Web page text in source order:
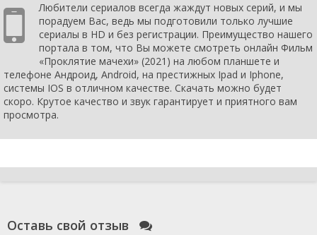
Любители сериалов всегда жаждут новых серий, и мы
порадуем Вас, ведь мы подготовили только лучшие
сериалы в HD и без регистрации. Преимущество нашего
портала в том, что Вы можете смотреть онлайн Фильм
«Проклятие мачехи» (2021) на любом планшете и
телефоне Андроид, Android, на престижных Ipad и Iphone,
системы IOS в отличном качестве. Скачать можно будет
скоро. Крутое качество и звук гарантирует и приятного вам
просмотра.
Оставь свой отзыв